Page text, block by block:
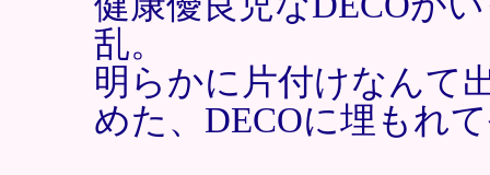
乱。
明らかに片付けなんて
めた、DECOに埋もれ